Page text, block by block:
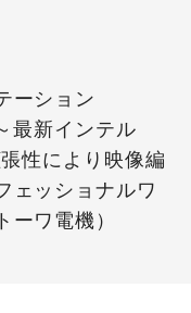
ーション
最新インテル
性により映像編
ェッショナルワ
ーワ電機）